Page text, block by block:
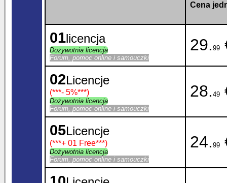
Cena
01licencja
Dożywotnia licencja
Forum, pomoc online i samouczki
29. 99
02Licencje
(***- 5%***)
Dożywotnia licencja
Forum, pomoc online i samouczki
28. 49
05Licencje
(***+ 01 Free***)
Dożywotnia licencja
Forum, pomoc online i samouczki
24. 99